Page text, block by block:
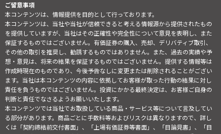
ご留意事項
本コンテンツは、情報提供を目的として行っております。
本コンテンツは、当社や当社が信頼できると考える情報源から提供されたもの
を提供していますが、当社はその正確性や完全性について意見を表明し、また
保証するものではございません。有価証券の購入、売却、デリバティブ取引、
その他の取引を推奨し、勧誘するものではありません。また、過去の実績や予
想・意見は、将来の結果を保証するものではございません。提供する情報等は
作成時現在のものであり、今後予告なしに変更または削除されることがござい
ます。当社は本コンテンツの内容に依拠してお客様が取った行動の結果に対し
責任を負うものではございません。投資にかかる最終決定は、お客様ご自身の
判断と責任でなさるようお願いいたします。
本コンテンツでは当社でお取扱している商品・サービス等について言及してい
る部分があります。商品ごとに手数料等およびリスクは異なりますので、詳し
くは「契約締結前交付書面」、「上場有価証券等書面」、「目論見書」、「目